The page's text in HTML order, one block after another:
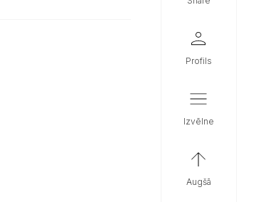
profils
izvēlne
augšā